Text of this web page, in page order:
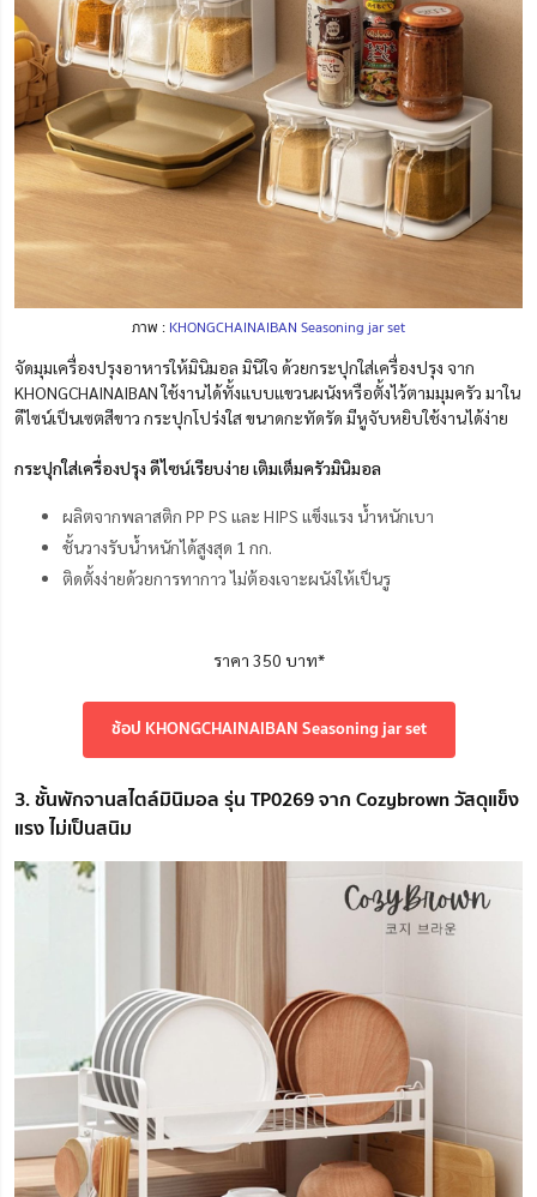
ภาพ : KHONGCHAINAIBAN Seasoning jar set
จัดมุมเครื่องปรุงอาหารให้มินิมอล มินิใจ ด้วยกระปุกใส่เครื่องปรุง จาก
KHONGCHAINAIBAN ใช้งานได้ทั้งแบบแขวนผนังหรือตั้งไว้ตามมุมครัว มาใน
ดีไซน์เป็นเซตสีขาว กระปุกโปร่งใส ขนาดกะทัดรัด มีหูจับหยิบใช้งานได้ง่าย
กระปุกใส่เครื่องปรุง ดีไซน์เรียบง่าย เติมเต็มครัวมินิมอล
ผลิตจากพลาสติก PP PS และ HIPS แข็งแรง น้ำหนักเบา
ชั้นวางรับน้ำหนักได้สูงสุด 1 กก.
ติดตั้งง่ายด้วยการทากาว ไม่ต้องเจาะผนังให้เป็นรู
ราคา 350 บาท*
ช้อป KHONGCHAINAIBAN Seasoning jar set
3. ชั้นพักจานสไตล์มินิมอล รุ่น TP0269 จาก Cozybrown วัสดุแข็ง
แรง ไม่เป็นสนิม